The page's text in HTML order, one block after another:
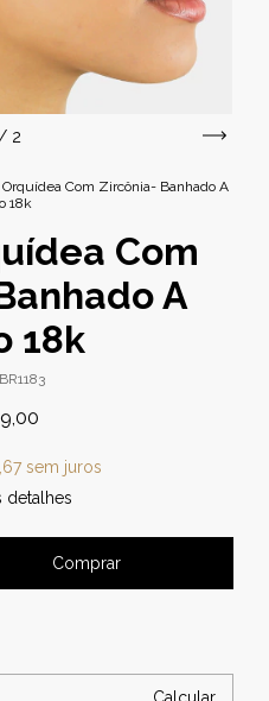
/ 2
Orquídea Com Zircônia- Banhado A
18k
Com
A
18k
BR1183
sem juros
detalhes